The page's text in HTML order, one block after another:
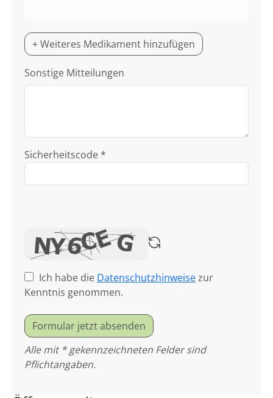
+ Weiteres Medikament hinzufügen
Sonstige Mitteilungen
Sicherheitscode *
Ich habe die Datenschutzhinweisezur
Kenntnis genommen.
Formular jetzt absenden
Alle mit * gekennzeichneten Felder sind
Pflichtangaben.